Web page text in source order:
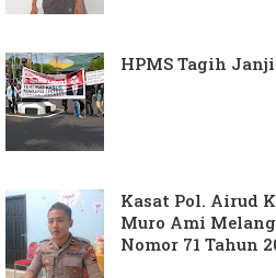
HPMS Tagih
Kasat Pol. Airud
Muro Ami
Nomor 71 Tahun